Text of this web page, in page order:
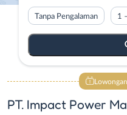
Tanpa Pengalaman 1
PT. Impact Power